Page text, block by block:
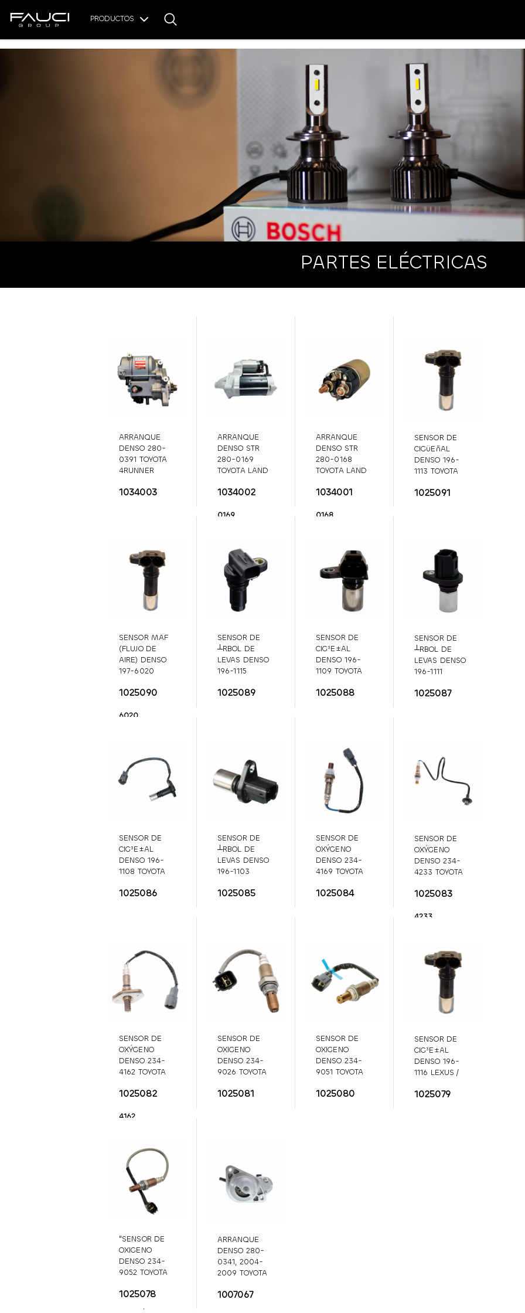
PRODUCTOS
PARTES ELÉCTRICAS
ARRANQUE
DENSO 280-
0391 TOYOTA
4RUNNER
280-0391
1034003
ARRANQUE
DENSO STR
280-0169
TOYOTA LAND
96); LEXUS
0169
1034002
ARRANQUE
DENSO STR
280-0168
TOYOTA LAND
96); LEXUS
0168
1034001
SENSOR DE
CIGüEñAL
DENSO 196-
1113 TOYOTA
1113
1025091
SENSOR MAF
(FLUJO DE
AIRE) DENSO
197-6020
MAZDA /
6020
1025090
SENSOR DE
┴RBOL DE
LEVAS DENSO
196-1115
LEXUS196-1115
1025089
SENSOR DE
CIG³E±AL
DENSO 196-
1109 TOYOTA
1109
1025088
SENSOR DE
┴RBOL DE
LEVAS DENSO
196-1111
196-1111
1025087
SENSOR DE
CIG³E±AL
DENSO 196-
1108 TOYOTA
1108
1025086
SENSOR DE
┴RBOL DE
LEVAS DENSO
196-1103
196-1103
1025085
SENSOR DE
OXÝGENO
DENSO 234-
4169 TOYOTA
GS400234-
1025084
SENSOR DE
OXÝGENO
DENSO 234-
4233 TOYOTA
MATRIX /
4233
1025083
SENSOR DE
OXÝGENO
DENSO 234-
4162 TOYOTA
PICKUP /
4162
1025082
SENSOR DE
OXIGENO
DENSO 234-
9026 TOYOTA
LEXUS234-
1025081
SENSOR DE
OXIGENO
DENSO 234-
9051 TOYOTA
LEXUS234-
1025080
SENSOR DE
CIG³E±AL
DENSO 196-
1116 LEXUS /
1025079
"SENSOR DE
OXIGENO
DENSO 234-
9052 TOYOTA
12), MATRIX;
1025078
ARRANQUE
DENSO 280-
0341, 2004-
2009 TOYOTA
TUNDRA V6 4.0
1007067